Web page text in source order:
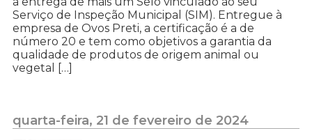
Serviço de Inspeção Municipal (SIM). Entregue à
empresa de Ovos Preti, a certificação é a de
número 20 e tem como objetivos a garantia da
qualidade de produtos de origem animal ou
vegetal […]
quarta-feira, 21 de fevereiro de 2024